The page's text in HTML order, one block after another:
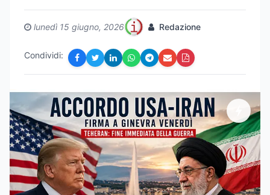
lunedì 15 giugno, 2026 Redazione
Condividi: